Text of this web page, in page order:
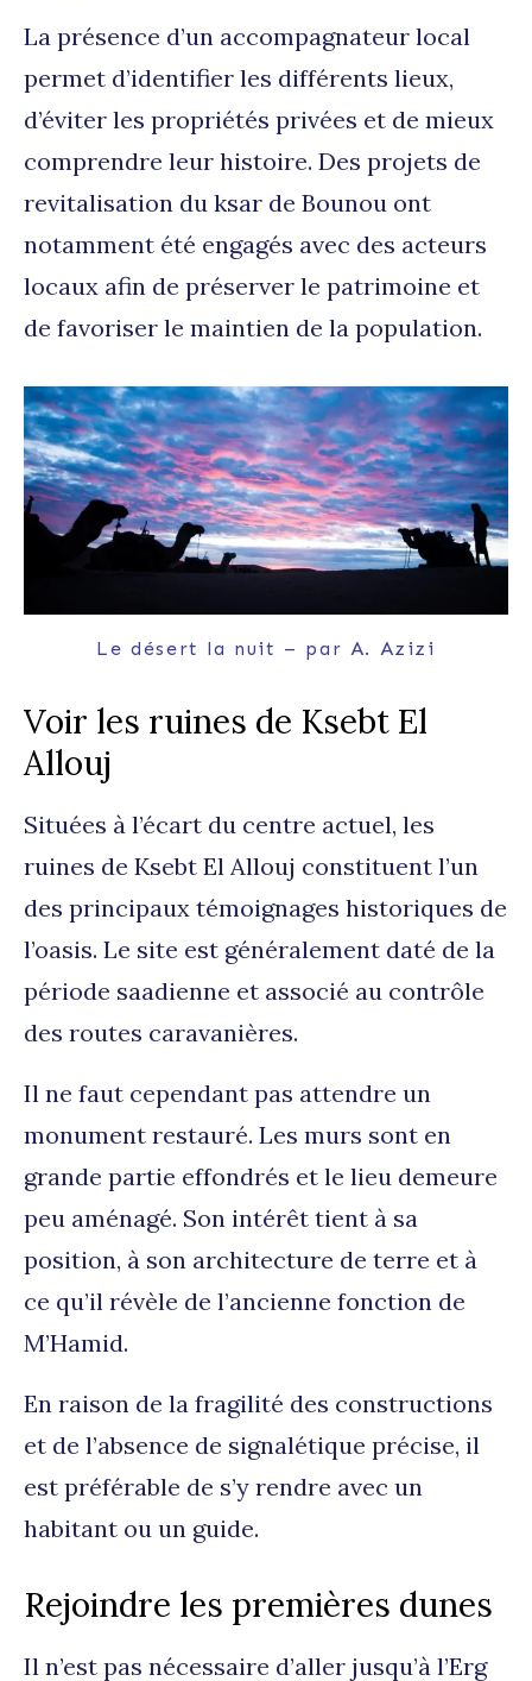
La présence d’un accompagnateur local
permet d’identifier les différents lieux,
d’éviter les propriétés privées et de mieux
comprendre leur histoire. Des projets de
revitalisation du ksar de Bounou ont
notamment été engagés avec des acteurs
locaux afin de préserver le patrimoine et
de favoriser le maintien de la population.
Le désert la nuit – par A. Azizi
Voir les ruines de Ksebt El
Allouj
Situées à l’écart du centre actuel, les
ruines de Ksebt El Allouj constituent l’un
des principaux témoignages historiques de
l’oasis. Le site est généralement daté de la
période saadienne et associé au contrôle
des routes caravanières.
Il ne faut cependant pas attendre un
monument restauré. Les murs sont en
grande partie effondrés et le lieu demeure
peu aménagé. Son intérêt tient à sa
position, à son architecture de terre et à
ce qu’il révèle de l’ancienne fonction de
M’Hamid.
En raison de la fragilité des constructions
et de l’absence de signalétique précise, il
est préférable de s’y rendre avec un
habitant ou un guide.
Rejoindre les premières dunes
Il n’est pas nécessaire d’aller jusqu’à l’Erg